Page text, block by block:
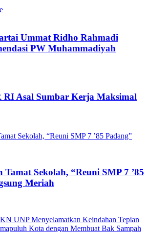
Ummat Ridho Rahmadi
PW Muhammadiyah
RI Asal Sumbar Kerja Maksimal
Tamat Sekolah, “Reuni SMP 7 ’85
Meriah